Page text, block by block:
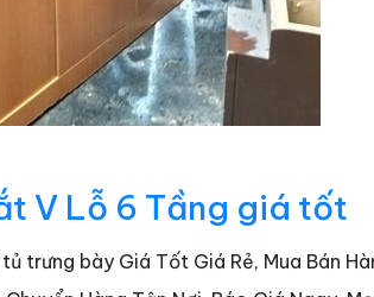
V Lỗ 6 Tầng giá tốt
trưng bày Giá Tốt Giá Rẻ, Mua Bán